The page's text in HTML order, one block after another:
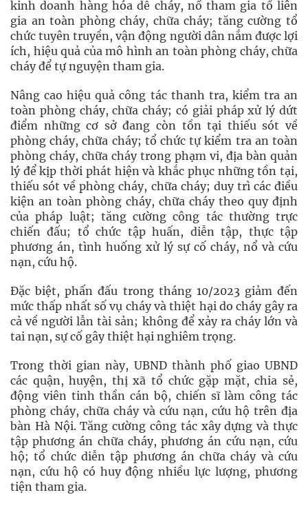
kinh doanh hàng hóa dễ cháy, nổ tham gia tổ liên
gia an toàn phòng cháy, chữa cháy; tăng cường tổ
chức tuyên truyền, vận động người dân nắm được lợi
ích, hiệu quả của mô hình an toàn phòng cháy, chữa
cháy để tự nguyện tham gia.
Nâng cao hiệu quả công tác thanh tra, kiểm tra an
toàn phòng cháy, chữa cháy; có giải pháp xử lý dứt
điểm những cơ sở đang còn tồn tại thiếu sót về
phòng cháy, chữa cháy; tổ chức tự kiểm tra an toàn
phòng cháy, chữa cháy trong phạm vi, địa bàn quản
lý để kịp thời phát hiện và khắc phục những tồn tại,
thiếu sót về phòng cháy, chữa cháy; duy trì các điều
kiện an toàn phòng cháy, chữa cháy theo quy định
của pháp luật; tăng cường công tác thường trực
chiến đấu; tổ chức tập huấn, diễn tập, thực tập
phương án, tình huống xử lý sự cố cháy, nổ và cứu
nạn, cứu hộ.
Đặc biệt, phấn đấu trong tháng 10/2023 giảm đến
mức thấp nhất số vụ cháy và thiệt hại do cháy gây ra
cả về người lẫn tài sản; không để xảy ra cháy lớn và
tai nạn, sự cố gây thiệt hại nghiêm trọng.
Trong thời gian này, UBND thành phố giao UBND
các quận, huyện, thị xã tổ chức gặp mặt, chia sẻ,
động viên tinh thần cán bộ, chiến sĩ làm công tác
phòng cháy, chữa cháy và cứu nạn, cứu hộ trên địa
bàn Hà Nội. Tăng cường công tác xây dựng và thực
tập phương án chữa cháy, phương án cứu nạn, cứu
hộ; tổ chức diễn tập phương án chữa cháy và cứu
nạn, cứu hộ có huy động nhiều lực lượng, phương
tiện tham gia.